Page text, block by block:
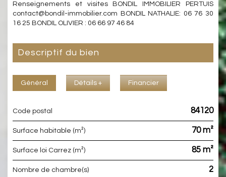
Renseignements et visites BONDIL IMMOBILIER PERTUIS
contact@bondil-immobilier.com BONDIL NATHALIE: 06 76 30
16 25 BONDIL OLIVIER : 06 66 97 46 84
descriptif du bien
Général Détails + Financier
Code postal 84120
Surface habitable (m²) 70 m²
Surface loi Carrez (m²) 85 m²
Nombre de chambre(s) 2